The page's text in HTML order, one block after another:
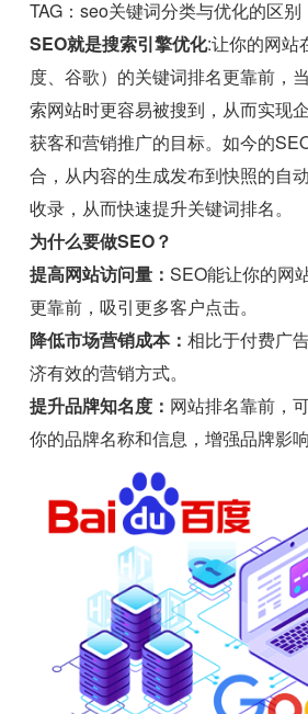
TAG：seo关键词分类与优化的区别
SEO就是搜索引擎优化:让你的网站
度、谷歌）的关键词排名更靠前，
索网站时更容易被搜到，从而实现
获客和营销推广的目标。如今的
合，从内容的生成发布到快照的自
收录，从而快速提升关键词排名。
为什么要做SEO？
提高网站访问量：SEO能让你的网
更靠前，吸引更多客户点击。
降低市场营销成本：相比于付费广
济有效的营销方式。
提升品牌知名度： 网站排名靠前，
你的品牌名称和信息，增强品牌影响